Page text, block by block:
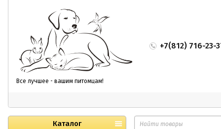
Все лучшее - вашим питомцам!
+7(812) 716-23-
Каталог